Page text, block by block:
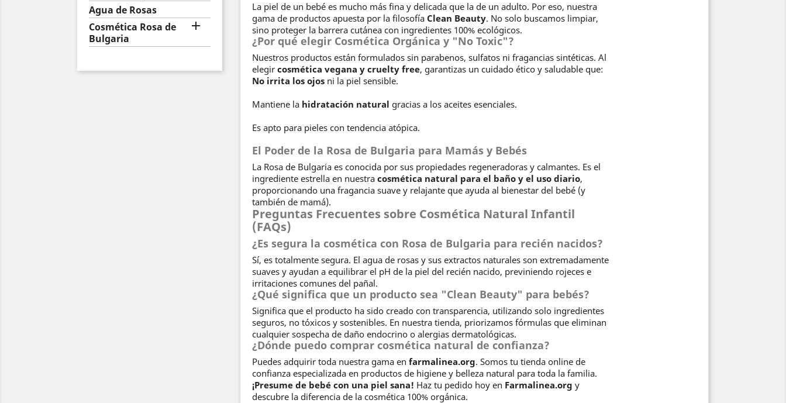
Agua de Rosas
Cosmética Rosa de
Bulgaria

La piel de un bebé es mucho más fina y delicada que la de un adulto. Por eso, nuestra
gama de productos apuesta por la filosofía Clean Beauty. No solo buscamos limpiar,
sino proteger la barrera cutánea con ingredientes 100% ecológicos.
¿Por qué elegir Cosmética Orgánica y "No Toxic"?
Nuestros productos están formulados sin parabenos, sulfatos ni fragancias sintéticas. Al
elegir cosmética vegana y cruelty free, garantizas un cuidado ético y saludable que:
No irrita los ojosni la piel sensible.
Mantiene la hidratación natural gracias a los aceites esenciales.
Es apto para pieles con tendencia atópica.
El Poder de la Rosa de Bulgaria para Mamás y Bebés
La Rosa de Bulgaria es conocida por sus propiedades regeneradoras y calmantes. Es el
ingrediente estrella en nuestra cosmética natural para el baño y el uso diario,
proporcionando una fragancia suave y relajante que ayuda al bienestar del bebé (y
también de mamá).
Preguntas Frecuentes sobre Cosmética Natural Infantil
(FAQs)
¿Es segura la cosmética con Rosa de Bulgaria para recién nacidos?
Sí, es totalmente segura. El agua de rosas y sus extractos naturales son extremadamente
suaves y ayudan a equilibrar el pH de la piel del recién nacido, previniendo rojeces e
irritaciones comunes del pañal.
¿Qué significa que un producto sea "Clean Beauty" para bebés?
Significa que el producto ha sido creado con transparencia, utilizando solo ingredientes
seguros, no tóxicos y sostenibles. En nuestra tienda, priorizamos fórmulas que eliminan
cualquier sospecha de daño endocrino o alergias dermatológicas.
¿Dónde puedo comprar cosmética natural de confianza?
Puedes adquirir toda nuestra gama en farmalinea.org. Somos tu tienda online de
confianza especializada en productos de higiene y belleza natural para toda la familia.
¡Presume de bebé con una piel sana! Haz tu pedido hoy en Farmalinea.org y
descubre la diferencia de la cosmética 100% orgánica.